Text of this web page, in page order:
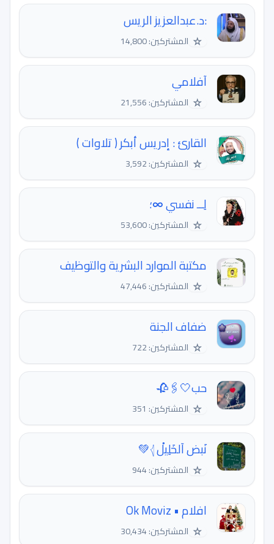
:د.عبدالعزيز الريس
☆ المشتركين: 14,800
آفلامي
☆ المشتركين: 21,556
القارئ : إدريس أبكر ( تلاوات )
☆ المشتركين: 3,592
لِــ نفسي ∞؛
☆ المشتركين: 53,600
مكتبة الموارد البشرية والتوظيف
☆ المشتركين: 47,446
ضفاف الجنة
☆ المشتركين: 722
حب🤍🖇🥀
☆ المشتركين: 351
نَبض آلخَلِيلْ 𓂆💚
☆ المشتركين: 944
افلام • Ok Moviz
☆ المشتركين: 30,434